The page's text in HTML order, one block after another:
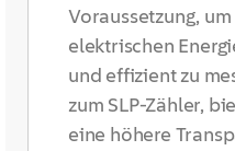
Voraussetzung,
elektrischen
und effizient zu
zum SLP-Zähler,
eine höhere